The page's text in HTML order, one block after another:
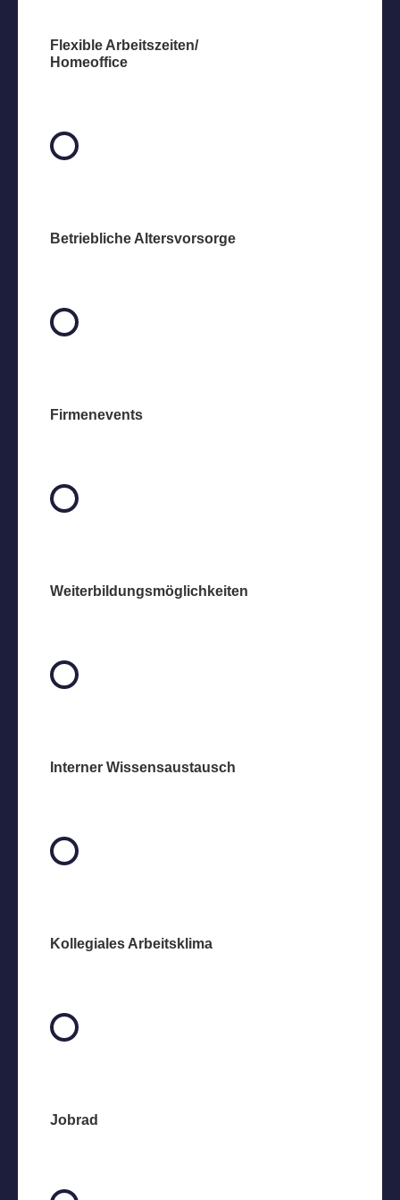
Flexible Arbeitszeiten/
Homeoffice
Betriebliche Altersvorsorge
Firmenevents
Weiterbildungs­möglich­keiten
Interner Wissensaustausch
Kollegiales Arbeitsklima
Jobrad